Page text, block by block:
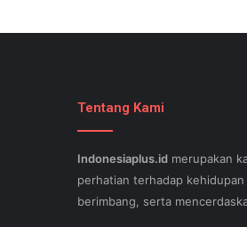
Tentang Kami
Indonesiaplus.id merupakan
perhatian terhadap
berimbang, serta